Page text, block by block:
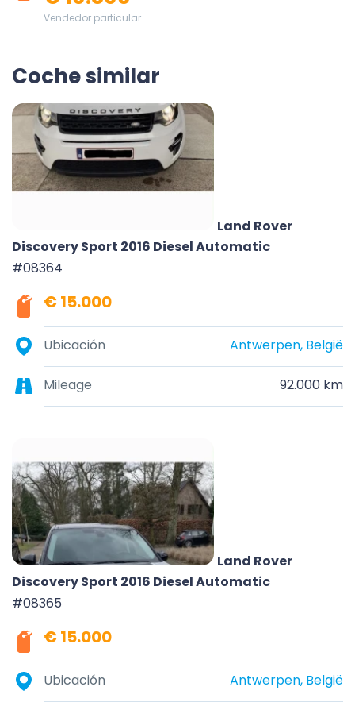
Vendedor particular
Coche similar
Land Rover
Discovery Sport 2016 Diesel Automatic
#08364
€ 15.000
Ubicación Antwerpen, België
Mileage 92.000 km
Land Rover
Discovery Sport 2016 Diesel Automatic
#08365
€ 15.000
Ubicación Antwerpen, België